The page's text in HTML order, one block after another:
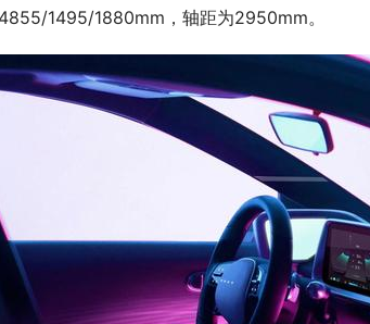
1495/1880mm，轴距为2950mm。